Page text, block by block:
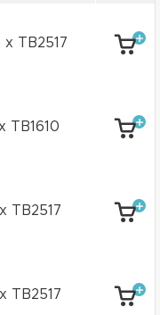
x TB2517
x TB1610
x TB2517
x TB2517